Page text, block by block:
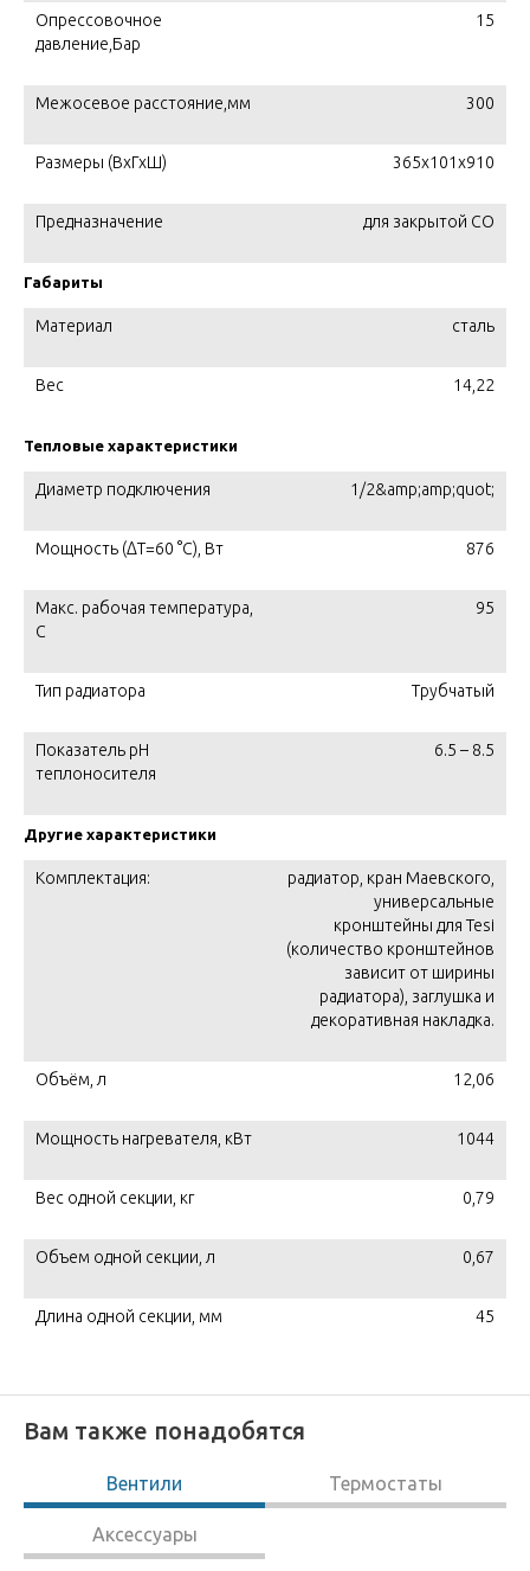
Опрессовочное
давление,Бар
15
Межосевое расстояние,мм 300
Размеры (ВхГхШ) 365х101х910
Предназначение для закрытой СО
Габариты
Материал сталь
Вес 14,22
Тепловые характеристики
Диаметр подключения 1/2&amp;amp;quot;
Мощность (ΔT=60 °C), Вт 876
Макс. рабочая температура,
C
95
Тип радиатора Трубчатый
Показатель pH
теплоносителя
6.5 – 8.5
Другие характеристики
Комплектация:
радиатор, кран Маевского,
универсальные
кронштейны для Tesi
(количество кронштейнов
зависит от ширины
радиатора), заглушка и
декоративная накладка.
Объём, л 12,06
Мощность нагревателя, кВт 1044
Вес одной секции, кг 0,79
Объем одной секции, л 0,67
Длина одной секции, мм 45
Вам также понадобятся
Вентили Термостаты
Аксессуары